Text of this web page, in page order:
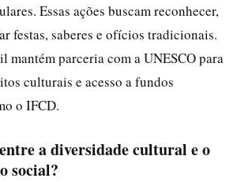
Essas ações buscam reconhecer,
festas, saberes e ofícios tradicionais.
mantém parceria com a UNESCO para
culturais e acesso a fundos
o IFCD.
a diversidade cultural e o
social?